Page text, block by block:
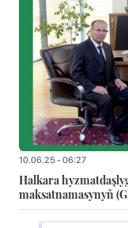
10.06.25 - 06:27
Halkara
maksatnamasynyň